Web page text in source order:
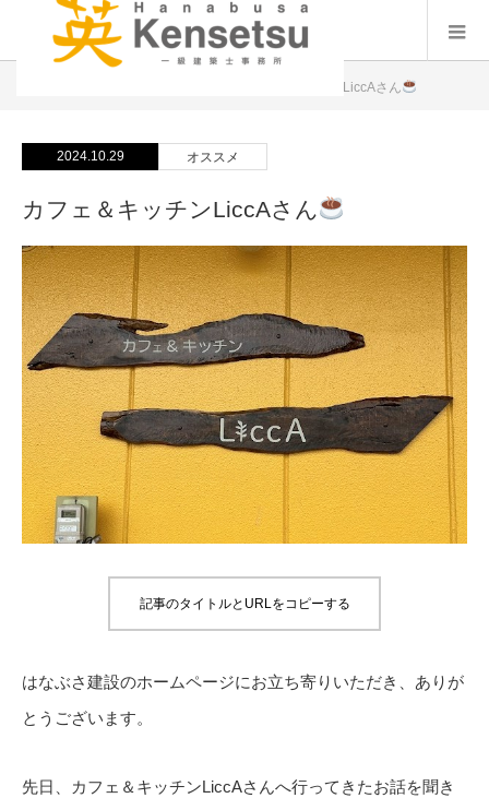
カフェ＆キッチンLiccAさん
2024.10.29 オススメ
カフェ＆キッチンLiccAさん
記事のタイトルとURLをコピーする
はなぶさ建設のホームページにお立ち寄りいただき、ありが
とうございます。
先日、カフェ＆キッチンLiccAさんへ行ってきたお話を聞き